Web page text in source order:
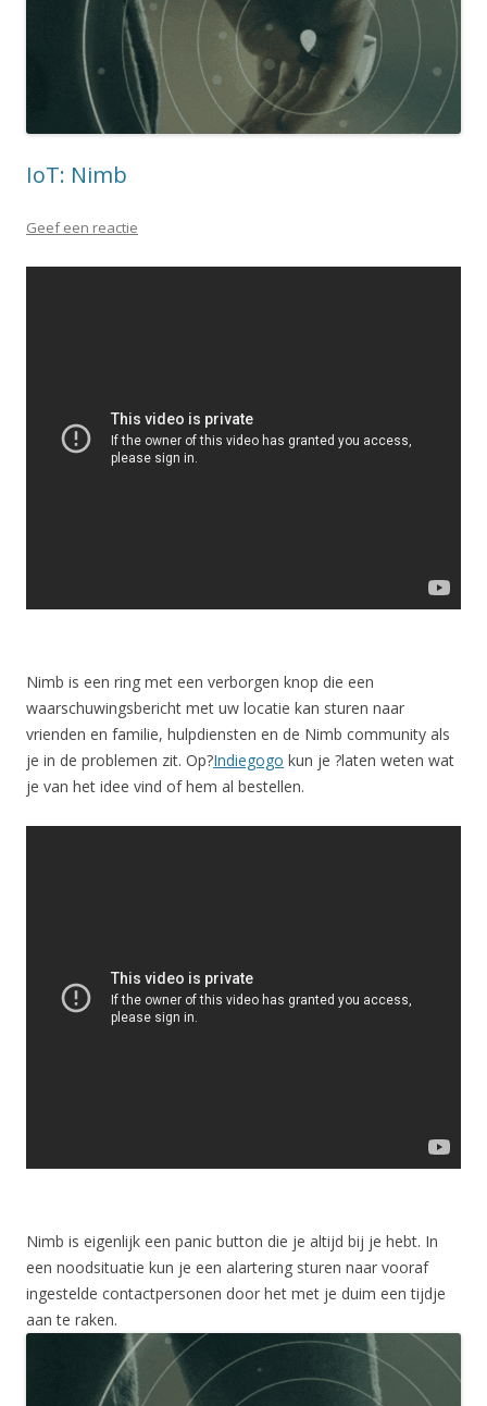
IoT: Nimb
Geef een reactie
Nimb is een ring met een verborgen knop die een
waarschuwingsbericht met uw locatie kan sturen naar
vrienden en familie, hulpdiensten en de Nimb community als
je in de problemen zit. Op?Indiegogo kun je ?laten weten wat
je van het idee vind of hem al bestellen.
Nimb is eigenlijk een panic button die je altijd bij je hebt. In
een noodsituatie kun je een alartering sturen naar vooraf
ingestelde contactpersonen door het met je duim een tijdje
aan te raken.